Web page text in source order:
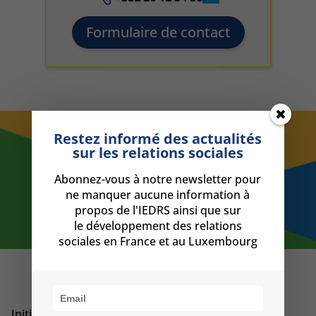
Formulaire de contact
Découvrez nos deux modules
de formation
De l’initiation au perfectionnement, nous
vous proposons deux programmes de
formation complémentaires
Restez informé des actualités
sur les relations sociales
Abonnez-vous à notre newsletter pour
ne manquer aucune information à
propos de l'IEDRS ainsi que sur
le développement des relations
sociales en France et au Luxembourg